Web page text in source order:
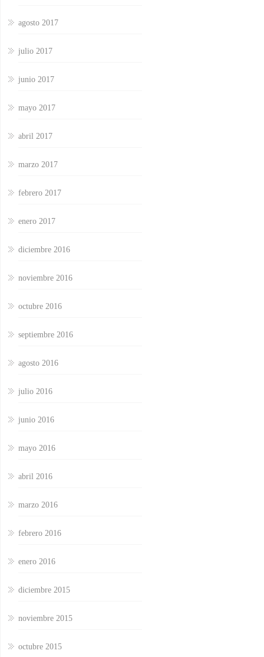
agosto 2017
julio 2017
junio 2017
mayo 2017
abril 2017
marzo 2017
febrero 2017
enero 2017
diciembre 2016
noviembre 2016
octubre 2016
septiembre 2016
agosto 2016
julio 2016
junio 2016
mayo 2016
abril 2016
marzo 2016
febrero 2016
enero 2016
diciembre 2015
noviembre 2015
octubre 2015